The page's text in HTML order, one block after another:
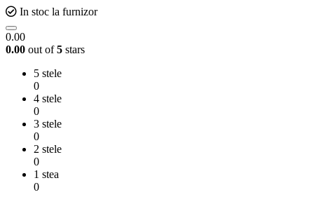
In stoc la furnizor
0.00
0.00 out of5 stars
5 stele
0
4 stele
0
3 stele
0
2 stele
0
1 stea
0